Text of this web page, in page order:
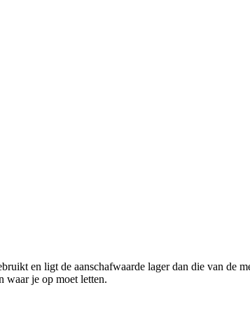
en ligt de aanschafwaarde lager dan die van de
waar je op moet letten.